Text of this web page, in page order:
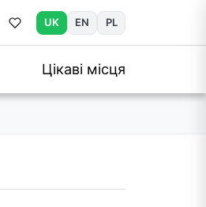
UK EN PL
Цікаві місця